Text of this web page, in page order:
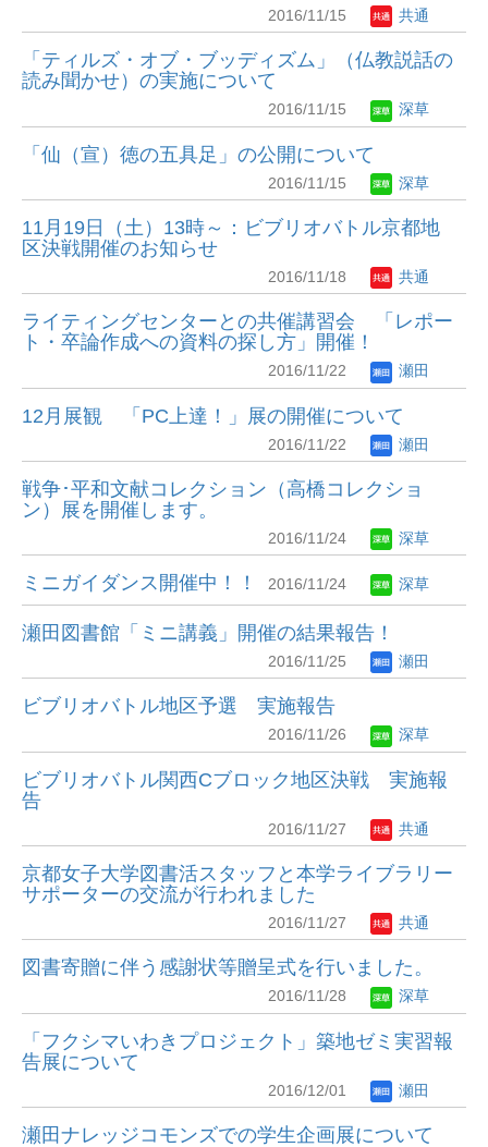
2016/11/15 共通
「ティルズ・オブ・ブッディズム」（仏教説話の
読み聞かせ）の実施について
2016/11/15 深草
「仙（宣）徳の五具足」の公開について
2016/11/15 深草
11月19日（土）13時～：ビブリオバトル京都地
区決戦開催のお知らせ
2016/11/18 共通
ライティングセンターとの共催講習会 「レポー
ト・卒論作成への資料の探し方」開催！
2016/11/22 瀬田
12月展観 「PC上達！」展の開催について
2016/11/22 瀬田
戦争･平和文献コレクション（高橋コレクショ
ン）展を開催します。
2016/11/24 深草
ミニガイダンス開催中！！ 2016/11/24 深草
瀬田図書館「ミニ講義」開催の結果報告！
2016/11/25 瀬田
ビブリオバトル地区予選 実施報告
2016/11/26 深草
ビブリオバトル関西Cブロック地区決戦 実施報
告
2016/11/27 共通
京都女子大学図書活スタッフと本学ライブラリー
サポーターの交流が行われました
2016/11/27 共通
図書寄贈に伴う感謝状等贈呈式を行いました。
2016/11/28 深草
「フクシマいわきプロジェクト」築地ゼミ実習報
告展について
2016/12/01 瀬田
瀬田ナレッジコモンズでの学生企画展について